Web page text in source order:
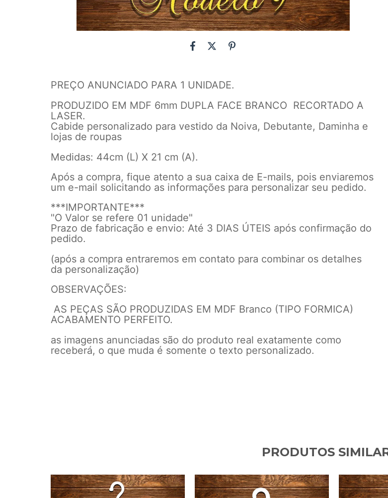
PREÇO ANUNCIADO PARA 1 UNIDADE.
PRODUZIDO EM MDF 6mm DUPLA FACE BRANCO RECORTADO A
LASER.
Cabide personalizado para vestido da Noiva, Debutante, Daminha e
lojas de roupas
Medidas: 44cm (L) X 21 cm (A).
Após a compra, fique atento a sua caixa de E-mails, pois enviaremos
um e-mail solicitando as informações para personalizar seu pedido.
***IMPORTANTE***
"O Valor se refere 01 unidade"
Prazo de fabricação e envio: Até 3 DIAS ÚTEIS após confirmação do
pedido.
(após a compra entraremos em contato para combinar os detalhes
da personalização)
OBSERVAÇÕES:
AS PEÇAS SÃO PRODUZIDAS EM MDF Branco (TIPO FORMICA)
ACABAMENTO PERFEITO.
as imagens anunciadas são do produto real exatamente como
receberá, o que muda é somente o texto personalizado.
PRODUTOS